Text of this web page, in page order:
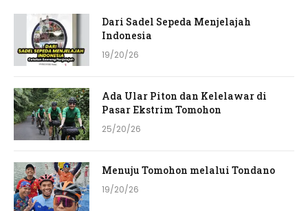
Dari Sadel Sepeda Menjelajah
Indonesia
19/20/26
Ada Ular Piton dan Kelelawar di
Pasar Ekstrim Tomohon
25/20/26
Menuju Tomohon melalui Tondano
19/20/26